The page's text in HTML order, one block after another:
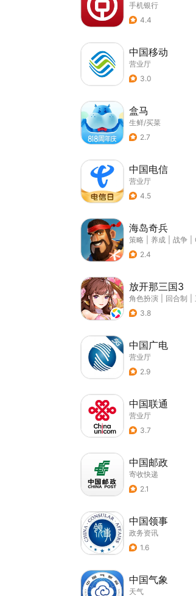
手机银行
4.4
中国移动
营业厅
3.0
盒马
生鲜/买菜
2.7
中国电信
营业厅
4.5
海岛奇兵
策略 养成 战争
2.4
放开那三国3
角色扮演 回合制
3.8
中国广电
营业厅
2.9
中国联通
营业厅
3.7
中国邮政
寄收快递
2.1
中国领事
政务资讯
1.6
中国气象
天气